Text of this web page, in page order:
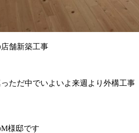
舗新築工事
ただ中でいよいよ来週より外構工事
様邸です